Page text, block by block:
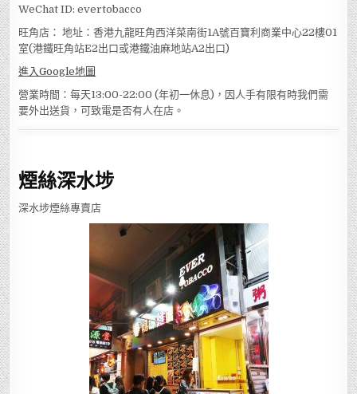
WeChat ID: evertobacco
旺角店： 地址：香港九龍旺角西洋菜南街1A號百寶利商業中心22樓01
室(港鐵旺角站E2出口或港鐵油麻地站A2出口)
進入Google地圖
營業時間：每天13:00-22:00 (年初一休息)，因人手有限有時我們需
要外出送貨，可致電是否有人在店。
煙絲深水埗
深水埗煙絲專賣店